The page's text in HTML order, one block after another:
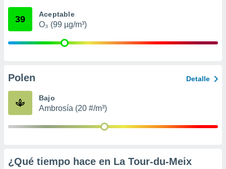
mediante
publicidad
de
39 Aceptable
O₃ (99 µg/m³)
Polen Detalle
Bajo
Ambrosía (20 #/m³)
¿Qué tiempo hace en La Tour-du-Meix